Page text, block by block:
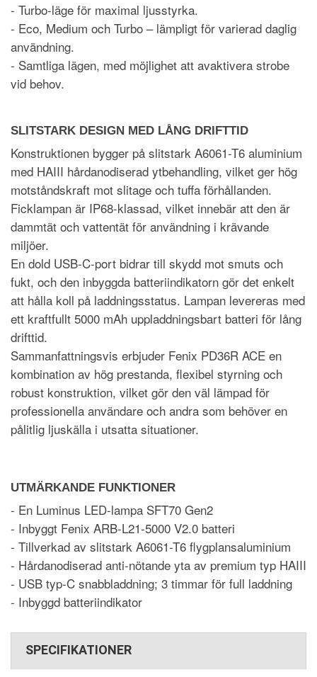
- Turbo-läge för maximal ljusstyrka.
- Eco, Medium och Turbo – lämpligt för varierad daglig
användning.
- Samtliga lägen, med möjlighet att avaktivera strobe
vid behov.
SLITSTARK DESIGN MED LÅNG DRIFTTID
Konstruktionen bygger på slitstark A6061-T6 aluminium
med HAIII hårdanodiserad ytbehandling, vilket ger hög
motståndskraft mot slitage och tuffa förhållanden.
Ficklampan är IP68-klassad, vilket innebär att den är
dammtät och vattentät för användning i krävande
miljöer.
En dold USB-C-port bidrar till skydd mot smuts och
fukt, och den inbyggda batteriindikatorn gör det enkelt
att hålla koll på laddningsstatus. Lampan levereras med
ett kraftfullt 5000 mAh uppladdningsbart batteri för lång
drifttid.
Sammanfattningsvis erbjuder Fenix PD36R ACE en
kombination av hög prestanda, flexibel styrning och
robust konstruktion, vilket gör den väl lämpad för
professionella användare och andra som behöver en
pålitlig ljuskälla i utsatta situationer.
UTMÄRKANDE FUNKTIONER
- En Luminus LED-lampa SFT70 Gen2
- Inbyggt Fenix ARB-L21-5000 V2.0 batteri
- Tillverkad av slitstark A6061-T6 flygplansaluminium
- Hårdanodiserad anti-nötande yta av premium typ HAIII
- USB typ-C snabbladdning; 3 timmar för full laddning
- Inbyggd batteriindikator
SPECIFIKATIONER